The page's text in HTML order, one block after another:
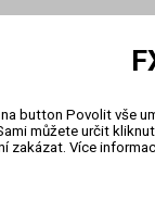
button Povolit vše
můžete určit
zakázat. Více